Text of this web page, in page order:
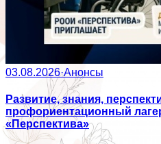
03.08.2026·Анонсы
Развитие, знания,
профориентационный
«Перспектива»